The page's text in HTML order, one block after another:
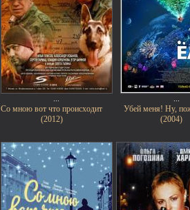
... ...
Со мною вот что происходит
(2012)
Убей меня! Ну,
(2004)